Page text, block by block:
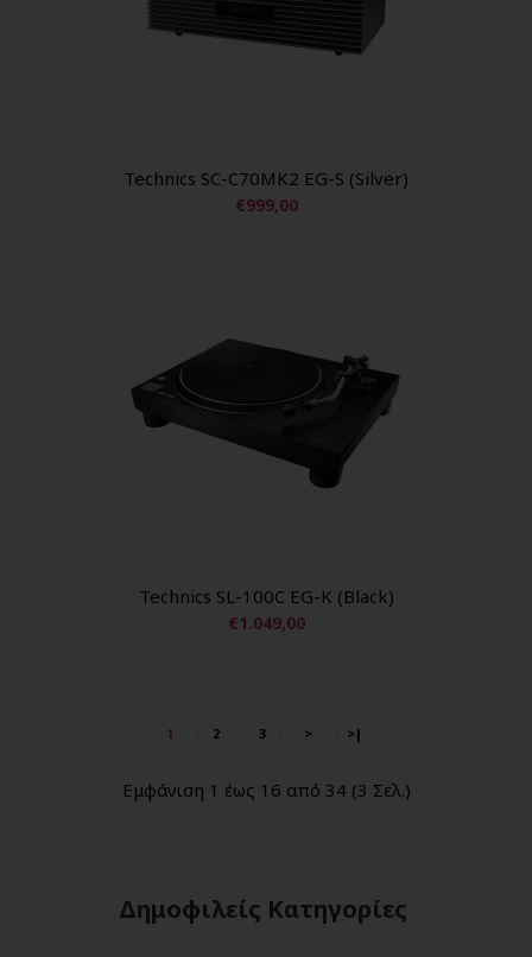
Technics SC-C70MK2 EG-S (Silver)
€999,00
Technics SL-100C EG-K (Black)
€1.049,00
1 2 3 > >|
Εμφάνιση 1 έως 16 από 34 (3 Σελ.)
Δημοφιλείς Κατηγορίες